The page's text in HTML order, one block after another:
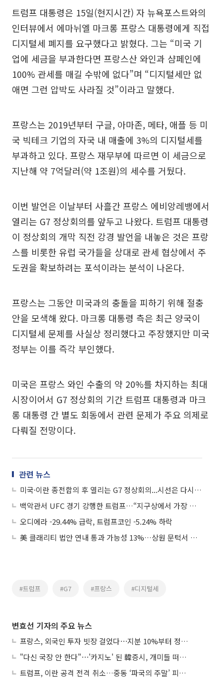
트럼프 대통령은 15일(현지시간) 자 뉴욕포스트와의
인터뷰에서 에마뉘엘 마크롱 프랑스 대통령에게 직접
디지털세 폐지를 요구했다고 밝혔다. 그는 “미국 기
업에 세금을 부과한다면 프랑스산 와인과 샴페인에
100% 관세를 매길 수밖에 없다”며 “디지털세만 없
애면 그런 압박도 사라질 것”이라고 말했다.
프랑스는 2019년부터 구글, 아마존, 메타, 애플 등 미
국 빅테크 기업의 자국 내 매출에 3%의 디지털세를
부과하고 있다. 프랑스 재무부에 따르면 이 세금으로
지난해 약 7억달러(약 1조원)의 세수를 거뒀다.
이번 발언은 이날부터 사흘간 프랑스 에비앙레뱅에서
열리는 G7 정상회의를 앞두고 나왔다. 트럼프 대통령
이 정상회의 개막 직전 강경 발언을 내놓은 것은 프랑
스를 비롯한 유럽 국가들을 상대로 관세 협상에서 주
도권을 확보하려는 포석이라는 분석이 나온다.
프랑스는 그동안 미국과의 충돌을 피하기 위해 절충
안을 모색해 왔다. 마크롱 대통령 측은 최근 양국이
디지털세 문제를 사실상 정리했다고 주장했지만 미국
정부는 이를 즉각 부인했다.
미국은 프랑스 와인 수출의 약 20%를 차지하는 최대
시장이어서 G7 정상회의 기간 트럼프 대통령과 마크
롱 대통령 간 별도 회동에서 관련 문제가 주요 의제로
다뤄질 전망이다.
관련 뉴스
미국·이란 종전합의 후 열리는 G7 정상회의...시선은 다시 우크라이나로
백악관서 UFC 경기 강행한 트럼프…“지구상에서 가장 위대한 쇼”
오디에라 -29.44% 급락, 트럼프코인 -5.24% 하락
美 클래리티 법안 연내 통과 가능성 13%…상원 문턱서 제동
#트럼프 #G7 #프랑스 #디지털세
변효선 기자의 주요 뉴스
프랑스, 외국인 투자 빗장 걸었다⋯지분 10%부터 정부가 승인
"다신 국장 안 한다"⋯'카지노' 된 韓증시, 개미들 떠난다
트럼프, 이란 공격 전격 취소…중동 ‘파국의 주말’ 피했다